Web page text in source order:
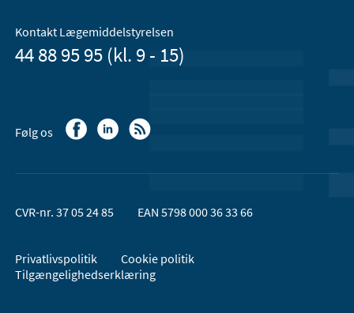
Kontakt Lægemiddelstyrelsen
44 88 95 95 (kl. 9 - 15)
Følg os
CVR-nr. 37 05 24 85 EAN 5798 000 36 33 66
Privatlivspolitik
Cookie politik
Tilgængelighedserklæring